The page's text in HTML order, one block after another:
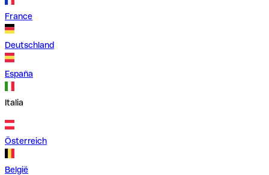
France
Deutschland
España
Italia
Österreich
België